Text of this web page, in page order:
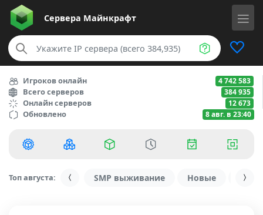
Сервера Майнкрафт
Игроков онлайн 4 742 583
Всего серверов 384 935
Онлайн серверов 12 673
Обновлено 8 авг. в 23:40
Топ августа: SMP выживание Новые С